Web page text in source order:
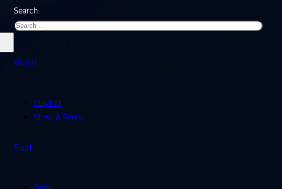
Search
Watch
Playlist
Short & Reels
Read